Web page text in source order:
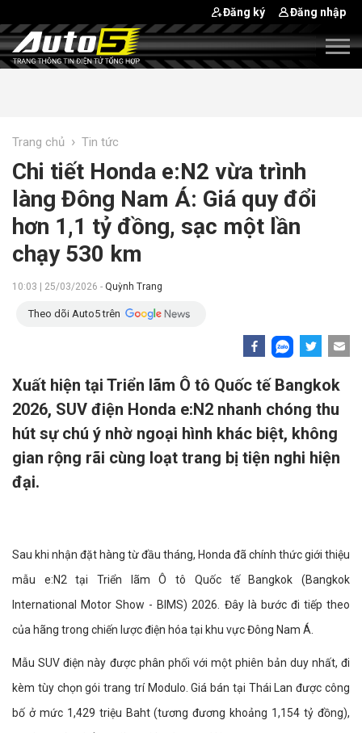
Đăng ký Đăng nhập
Trang chủ › Tin tức
Chi tiết Honda e:N2 vừa trình
làng Đông Nam Á: Giá quy đổi
hơn 1,1 tỷ đồng, sạc một lần
chạy 530 km
10:03 | 25/03/2026 - Quỳnh Trang
Theo dõi Auto5 trên
Xuất hiện tại Triển lãm Ô tô Quốc tế Bangkok
2026, SUV điện Honda e:N2 nhanh chóng thu
hút sự chú ý nhờ ngoại hình khác biệt, không
gian rộng rãi cùng loạt trang bị tiện nghi hiện
đại.
Sau khi nhận đặt hàng từ đầu tháng, Honda đã chính thức giới thiệu
mẫu e:N2 tại Triển lãm Ô tô Quốc tế Bangkok (Bangkok
International Motor Show - BIMS) 2026. Đây là bước đi tiếp theo
của hãng trong chiến lược điện hóa tại khu vực Đông Nam Á.
Mẫu SUV điện này được phân phối với một phiên bản duy nhất, đi
kèm tùy chọn gói trang trí Modulo. Giá bán tại Thái Lan được công
bố ở mức 1,429 triệu Baht (tương đương khoảng 1,154 tỷ đồng),